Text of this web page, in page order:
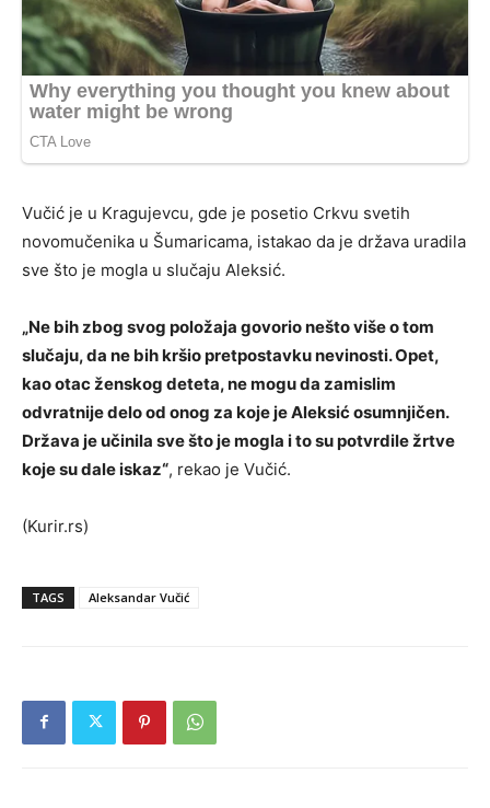
Vučić je u Kragujevcu, gde je posetio Crkvu svetih
novomučenika u Šumaricama, istakao da je država uradila
sve što je mogla u slučaju Aleksić.
„Ne bih zbog svog položaja govorio nešto više o tom
slučaju, da ne bih kršio pretpostavku nevinosti. Opet,
kao otac ženskog deteta, ne mogu da zamislim
odvratnije delo od onog za koje je Aleksić osumnjičen.
Država je učinila sve što je mogla i to su potvrdile žrtve
koje su dale iskaz“, rekao je Vučić.
(Kurir.rs)
TAGS Aleksandar Vučić